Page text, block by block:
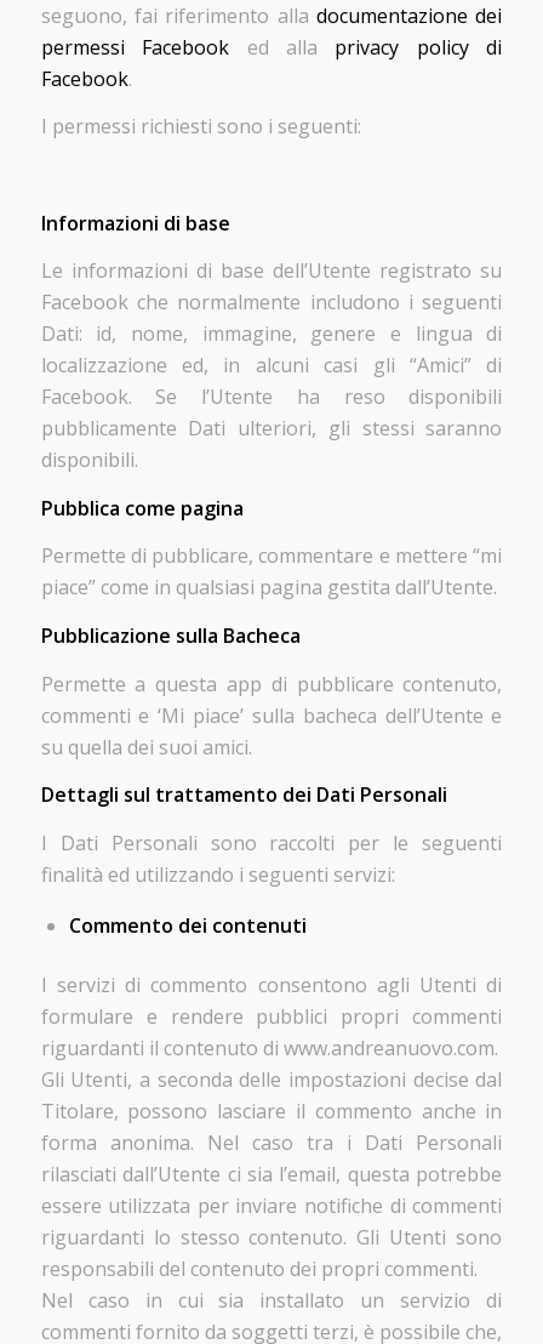
seguono, fai riferimento alladocumentazione dei
permessi Facebook ed alla privacy policy di
Facebook.
I permessi richiesti sono i seguenti:
Informazioni di base
Le informazioni di base dell’Utente registrato su
Facebook che normalmente includono i seguenti
Dati: id, nome, immagine, genere e lingua di
localizzazione ed, in alcuni casi gli “Amici” di
Facebook. Se l’Utente ha reso disponibili
pubblicamente Dati ulteriori, gli stessi saranno
disponibili.
Pubblica come pagina
Permette di pubblicare, commentare e mettere “mi
piace” come in qualsiasi pagina gestita dall’Utente.
Pubblicazione sulla Bacheca
Permette a questa app di pubblicare contenuto,
commenti e ‘Mi piace’ sulla bacheca dell’Utente e
su quella dei suoi amici.
Dettagli sul trattamento dei Dati Personali
I Dati Personali sono raccolti per le seguenti
finalità ed utilizzando i seguenti servizi:
Commento dei contenuti
I servizi di commento consentono agli Utenti di
formulare e rendere pubblici propri commenti
riguardanti il contenuto di www.andreanuovo.com.
Gli Utenti, a seconda delle impostazioni decise dal
Titolare, possono lasciare il commento anche in
forma anonima. Nel caso tra i Dati Personali
rilasciati dall’Utente ci sia l’email, questa potrebbe
essere utilizzata per inviare notifiche di commenti
riguardanti lo stesso contenuto. Gli Utenti sono
responsabili del contenuto dei propri commenti.
Nel caso in cui sia installato un servizio di
commenti fornito da soggetti terzi, è possibile che,